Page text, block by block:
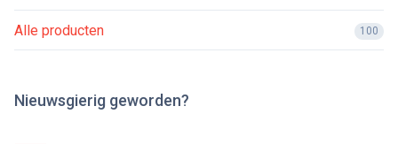
Alle producten 100
Nieuwsgierig geworden?